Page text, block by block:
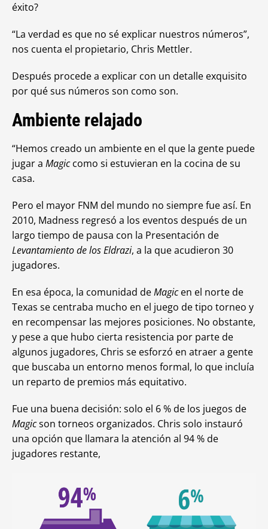
éxito?
“La verdad es que no sé explicar nuestros números”,
nos cuenta el propietario, Chris Mettler.
Después procede a explicar con un detalle exquisito
por qué sus números son como son.
Ambiente relajado
“Hemos creado un ambiente en el que la gente puede
jugar a Magiccomo si estuvieran en la cocina de su
casa.
Pero el mayor FNM del mundo no siempre fue así. En
2010, Madness regresó a los eventos después de un
largo tiempo de pausa con la Presentación de
Levantamiento de los Eldrazi, a la que acudieron 30
jugadores.
En esa época, la comunidad deMagicen el norte de
Texas se centraba mucho en el juego de tipo torneo y
en recompensar las mejores posiciones. No obstante,
y pese a que hubo cierta resistencia por parte de
algunos jugadores, Chris se esforzó en atraer a gente
que buscaba un entorno menos formal, lo que incluía
un reparto de premios más equitativo.
Fue una buena decisión: solo el 6 % de los juegos de
Magicson torneos organizados. Chris solo instauró
una opción que llamara la atención al 94 % de
jugadores restante,